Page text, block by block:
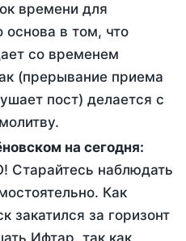
времени для
основа в том, что
со временем
(прерывание приема
пост) делается с
на сегодня:
наблюдать
Как
закатился за горизонт